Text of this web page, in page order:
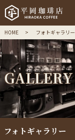
HOME フォトギャラリー
GALLERY
フォトギャラリー